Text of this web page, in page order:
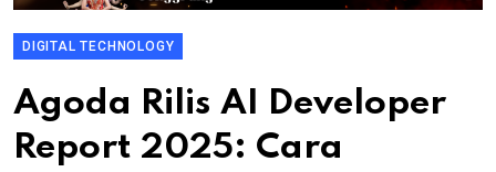
DIGITAL TECHNOLOGY
Agoda Rilis AI Developer
Report 2025: Cara